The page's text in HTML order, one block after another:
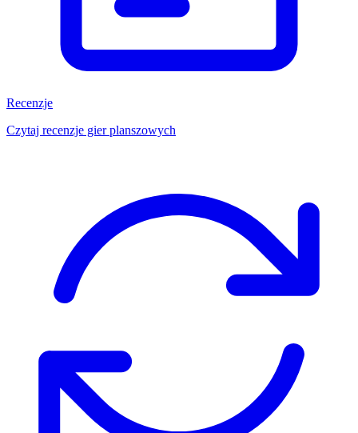
Recenzje
Czytaj recenzje gier planszowych